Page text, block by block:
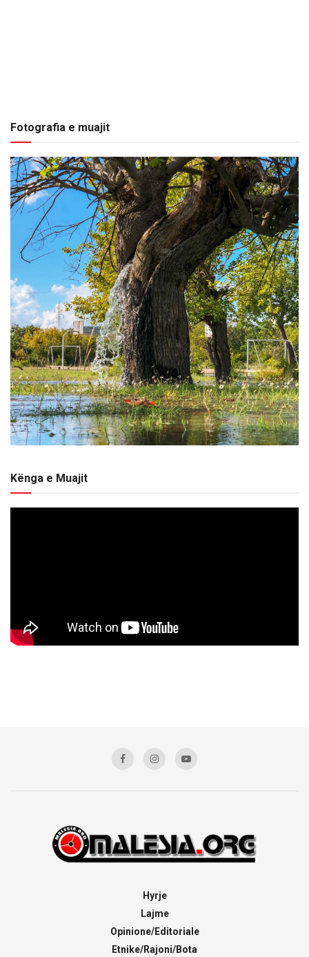
Fotografia e muajit
Kënga e Muajit
Hyrje
Lajme
Opinione/Editoriale
Etnike/Rajoni/Bota